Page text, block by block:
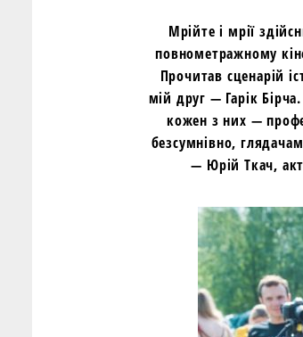
Мрійте і мрії
повнометражному
Прочитав сценарій
мій друг — Гарік
кожен з них —
безсумнівно,
— Юрій Ткач,